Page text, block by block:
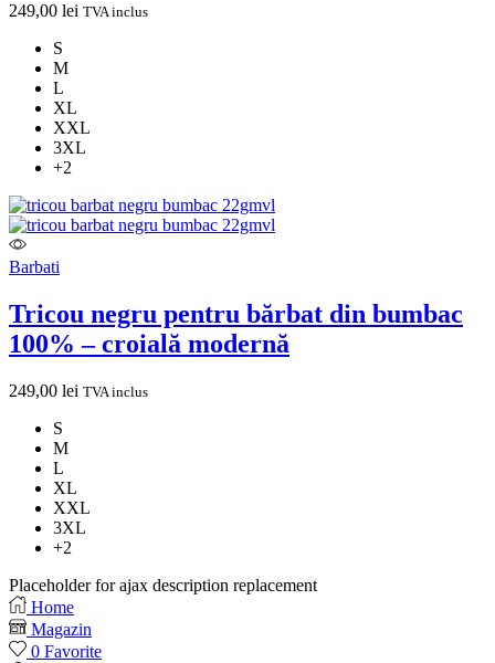
249,00 lei TVA inclus
S
M
L
XL
XXL
3XL
+2
Barbati
Tricou negru pentru bărbat din bumbac
100% – croială modernă
249,00 lei TVA inclus
S
M
L
XL
XXL
3XL
+2
Placeholder for ajax description replacement
Home
Magazin
0 Favorite